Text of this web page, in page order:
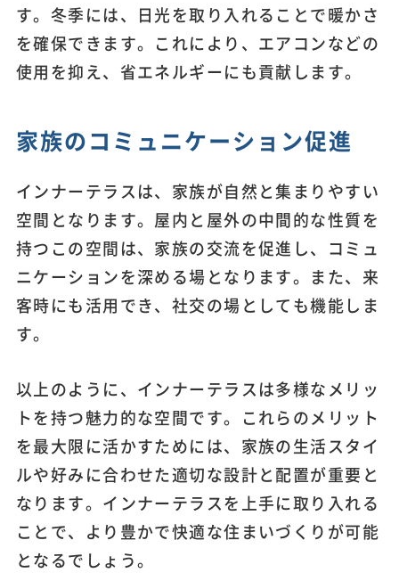
す。冬季には、日光を取り入れることで暖かさ
を確保できます。これにより、エアコンなどの
使用を抑え、省エネルギーにも貢献します。
家族のコミュニケーション促進
インナーテラスは、家族が自然と集まりやすい
空間となります。屋内と屋外の中間的な性質を
持つこの空間は、家族の交流を促進し、コミュ
ニケーションを深める場となります。また、来
客時にも活用でき、社交の場としても機能しま
す。
以上のように、インナーテラスは多様なメリッ
トを持つ魅力的な空間です。これらのメリット
を最大限に活かすためには、家族の生活スタイ
ルや好みに合わせた適切な設計と配置が重要と
なります。インナーテラスを上手に取り入れる
ことで、より豊かで快適な住まいづくりが可能
となるでしょう。